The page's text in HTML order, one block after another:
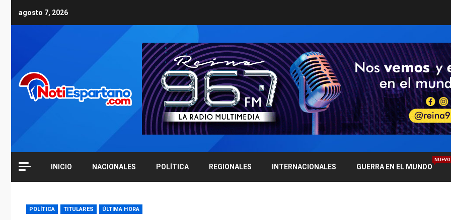
agosto 7, 2026
INICIO NACIONALES POLÍTICA REGIONALES INTERNACIONALES GUERRA EN EL MUNDO
NUEVO
POLÍTICA TITULARES ÚLTIMA HORA